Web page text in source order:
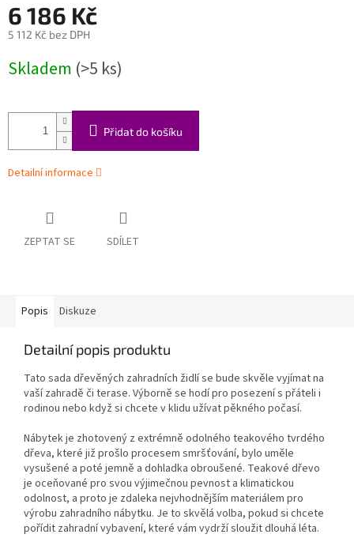
6 186 Kč
5 112 Kč bez DPH
cena:
Skladem (>5 ks)
Přidat do košíku
Detailní informace
ZEPTAT SE SDÍLET
Popis Diskuze
Detailní popis produktu
Tato sada dřevěných zahradních židlí se bude skvěle vyjímat na
vaší zahradě či terase. Výborně se hodí pro posezení s přáteli i
rodinou nebo když si chcete v klidu užívat pěkného počasí.
Nábytek je zhotovený z extrémně odolného teakového tvrdého
dřeva, které již prošlo procesem smršťování, bylo uměle
vysušené a poté jemně a dohladka obroušené. Teakové dřevo
je oceňované pro svou výjimečnou pevnost a klimatickou
odolnost, a proto je zdaleka nejvhodnějším materiálem pro
výrobu zahradního nábytku. Je to skvělá volba, pokud si chcete
pořídit zahradní vybavení, které vám vydrží sloužit dlouhá léta.